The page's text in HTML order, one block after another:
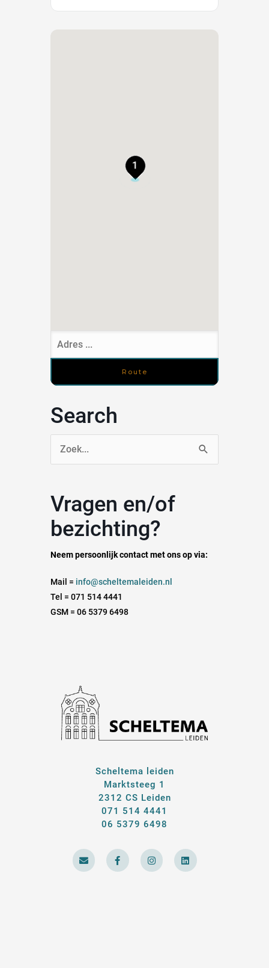
1
Search
Zoek
naar:
Vragen en/of
bezichting?
Neem persoonlijk contact met ons op via:
Mail = info@scheltemaleiden.nl
Tel = 071 514 4441
GSM = 06 5379 6498
Scheltema leiden
Marktsteeg 1
2312 CS Leiden
071 514 4441
06 5379 6498
E
n
v
e
F
a
c
e
I
n
s
t
L
i
n
k